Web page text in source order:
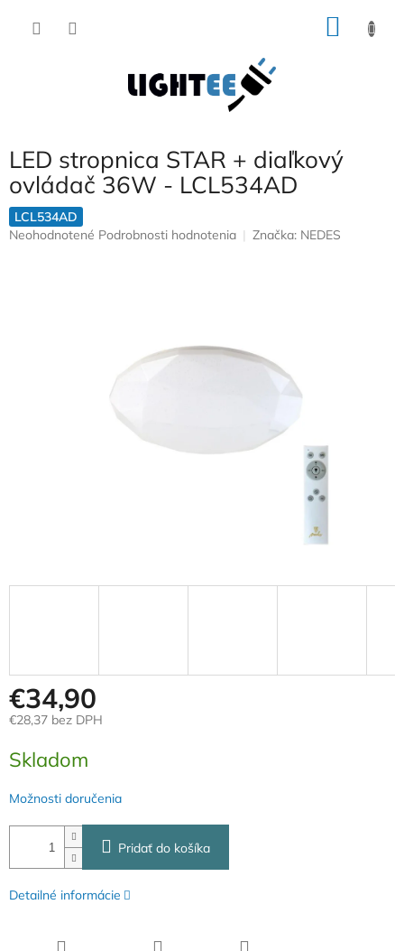
LED stropnica STAR + diaľkový
ovládač 36W - LCL534AD
LCL534AD
Priemerné
Neohodnotené Podrobnosti hodnotenia Značka: NEDES
€34,90
€28,37 bez DPH
cena:
Skladom
Možnosti doručenia
Pridať do košíka
Detailné informácie